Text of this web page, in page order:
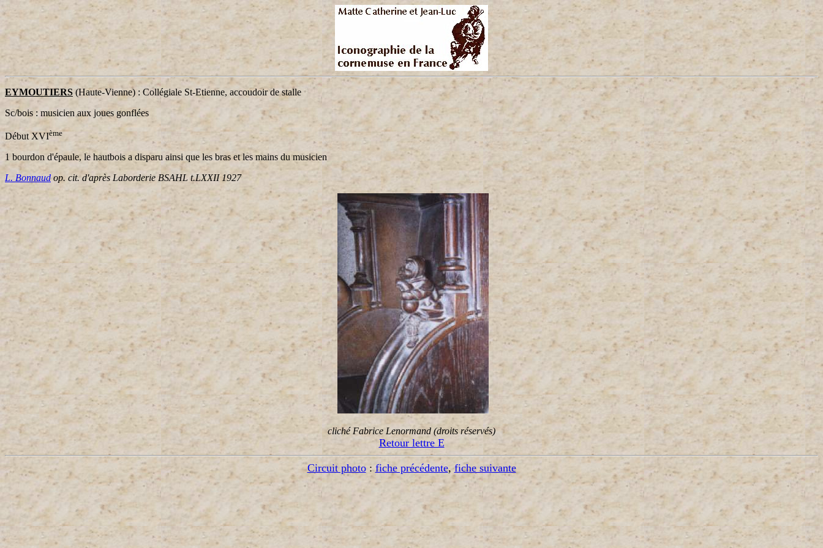
EYMOUTIERS (Haute-Vienne) : Collégiale St-Etienne, accoudoir de stalle
Sc/bois : musicien aux joues gonflées
Début XVIème
1 bourdon d'épaule, le hautbois a disparu ainsi que les bras et les mains du musicien
L. Bonnaudop. cit. d'après Laborderie BSAHL t.LXXII 1927
cliché Fabrice Lenormand (droits réservés)
Retour lettre E
Circuit photo:fiche précédente,fiche suivante